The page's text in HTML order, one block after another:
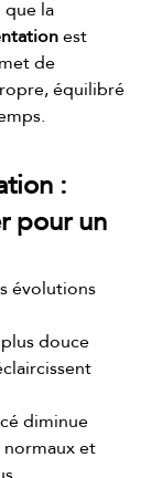
la
est
de
équilibré
:
pour un
évolutions
douce
diminue
et